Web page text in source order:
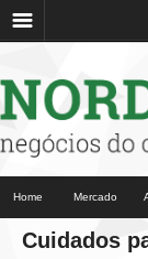
☰Fale conosco
Home Mercado
Cuidados